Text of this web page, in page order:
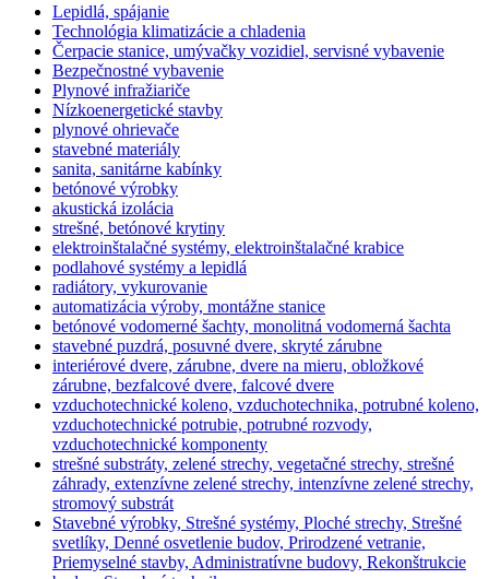
Lepidlá, spájanie
Technológia klimatizácie a chladenia
Čerpacie stanice, umývačky vozidiel, servisné vybavenie
Bezpečnostné vybavenie
Plynové infražiariče
Nízkoenergetické stavby
plynové ohrievače
stavebné materiály
sanita, sanitárne kabínky
betónové výrobky
akustická izolácia
strešné, betónové krytiny
elektroinštalačné systémy, elektroinštalačné krabice
podlahové systémy a lepidlá
radiátory, vykurovanie
automatizácia výroby, montážne stanice
betónové vodomerné šachty, monolitná vodomerná šachta
stavebné puzdrá, posuvné dvere, skryté zárubne
interiérové dvere, zárubne, dvere na mieru, obložkové
zárubne, bezfalcové dvere, falcové dvere
vzduchotechnické koleno, vzduchotechnika, potrubné koleno,
vzduchotechnické potrubie, potrubné rozvody,
vzduchotechnické komponenty
strešné substráty, zelené strechy, vegetačné strechy, strešné
záhrady, extenzívne zelené strechy, intenzívne zelené strechy,
stromový substrát
Stavebné výrobky, Strešné systémy, Ploché strechy, Strešné
svetlíky, Denné osvetlenie budov, Prirodzené vetranie,
Priemyselné stavby, Administratívne budovy, Rekonštrukcie